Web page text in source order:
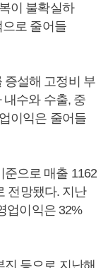
이 불확실하
으로 줄어들
증설해 고정비 부
내수와 수출, 중
이익은 줄어들
으로 매출 1162
전망됐다. 지난
업이익은 32%